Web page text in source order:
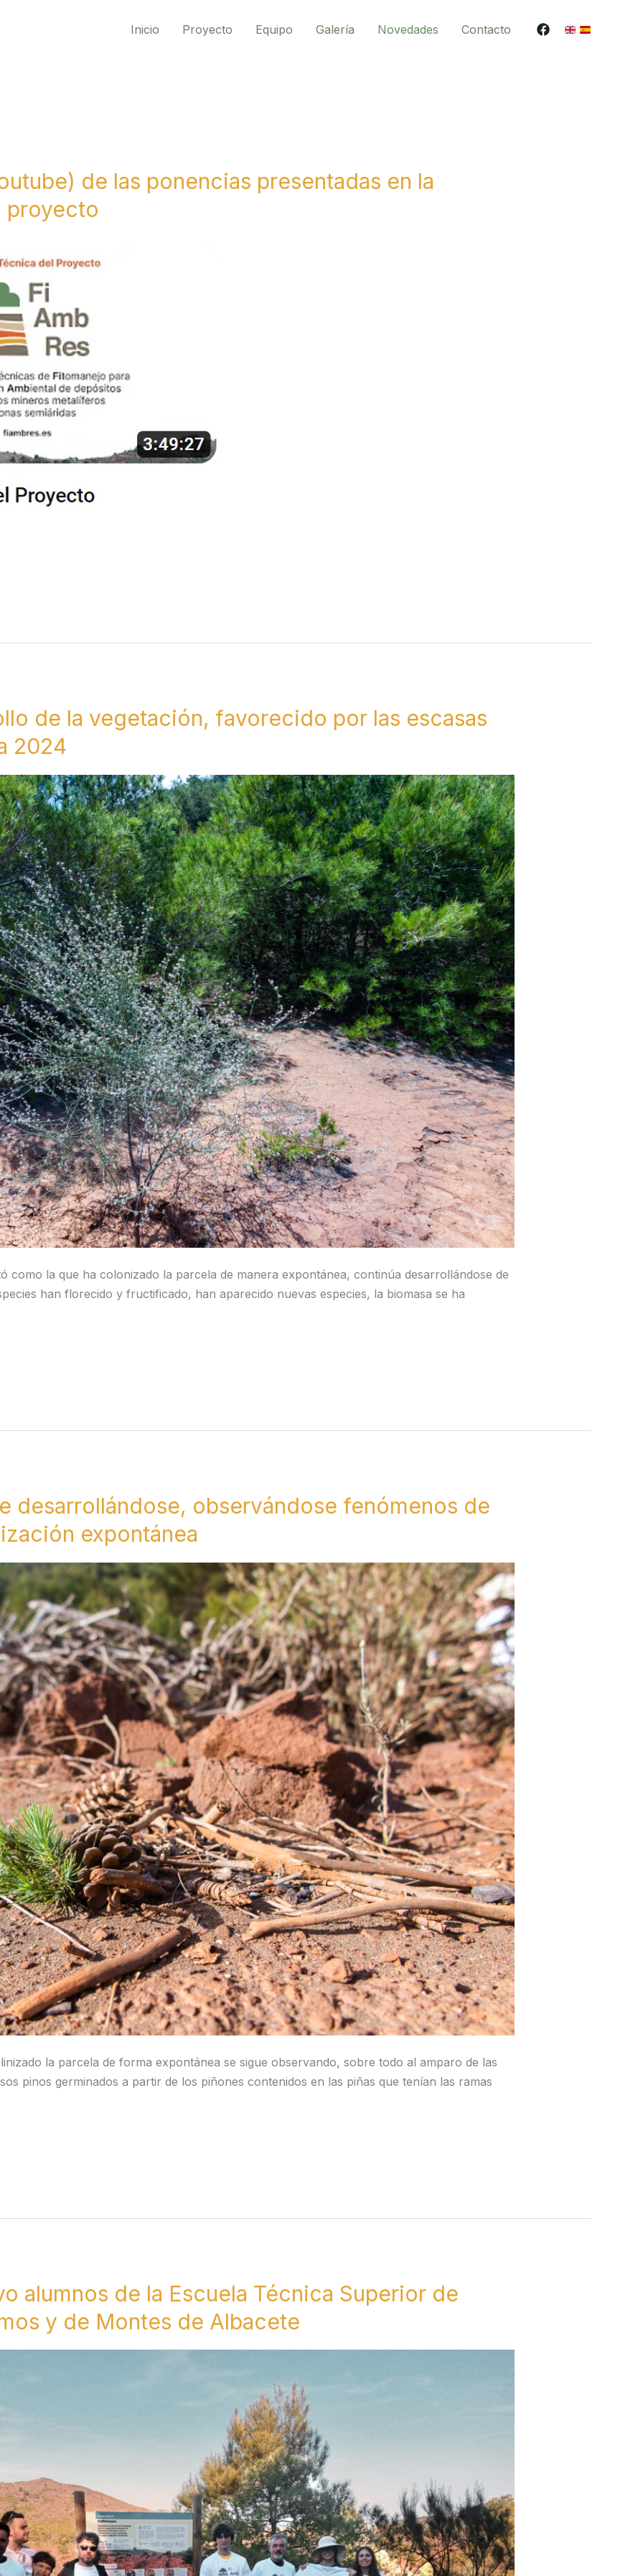
Inicio Proyecto Equipo Galería Novedades Contacto
de las ponencias presentadas en la
proyecto
de la vegetación, favorecido por las escasas
2024
como la que ha colonizado la parcela de manera expontánea, continúa desarrollándose de
han florecido y fructificado, han aparecido nuevas especies, la biomasa se ha
desarrollándose, observándose fenómenos de
expontánea
la parcela de forma expontánea se sigue observando, sobre todo al amparo de las
pinos germinados a partir de los piñones contenidos en las piñas que tenían las ramas
alumnos de la Escuela Técnica Superior de
y de Montes de Albacete